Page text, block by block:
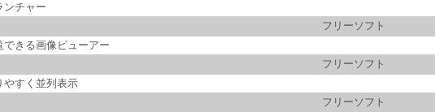
ンチャー
フリーソフト
きる画像ビューアー
フリーソフト
やすく並列表示
フリーソフト